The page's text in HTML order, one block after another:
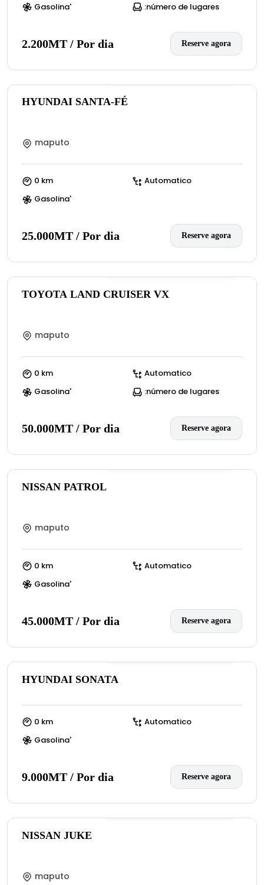
Gasolina'
:número de lugares
2.200MT / Por dia Reserve agora
HYUNDAI SANTA-FÉ
maputo
0 km
Automatico
Gasolina'
25.000MT / Por dia Reserve agora
TOYOTA LAND CRUISER VX
maputo
0 km
Automatico
Gasolina'
:número de lugares
50.000MT / Por dia Reserve agora
NISSAN PATROL
maputo
0 km
Automatico
Gasolina'
45.000MT / Por dia Reserve agora
HYUNDAI SONATA
0 km
Automatico
Gasolina'
9.000MT / Por dia Reserve agora
NISSAN JUKE
maputo